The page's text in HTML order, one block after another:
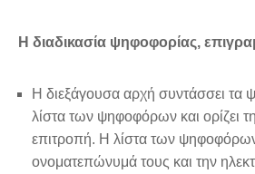
Η διαδικασία ψηφοφορίας,
Η διεξάγουσα αρχή συντάσσει τα
λίστα των ψηφοφόρων και ορίζει
επιτροπή. Η λίστα των ψηφοφόρων
ονοματεπώνυμά τους και την